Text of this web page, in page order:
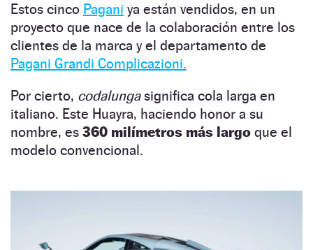
Estos cinco Pagani ya están vendidos, en un
proyecto que nace de la colaboración entre los
clientes de la marca y el departamento de
Pagani Grandi Complicazioni.
Por cierto, codalungasignifica cola larga en
italiano. Este Huayra, haciendo honor a su
nombre, es 360 milímetros más largo que el
modelo convencional.